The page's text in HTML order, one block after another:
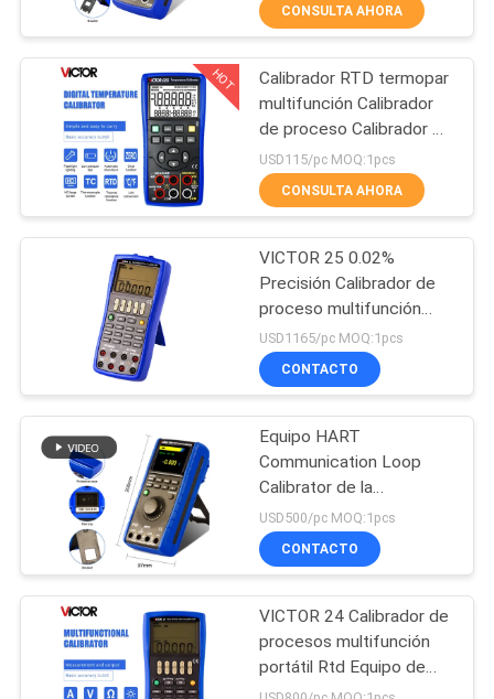
CONTROL
CALIDAD
ÉNTRENOS
EN
CONTACTO
NOTICIAS
CASOS
MAPA
SITIO
PRIVACY
Multímetro de
Digitaces de
alcance auto
17
Multímetro de
Digitaces de
alcance manual
Tipo multímetro del
banco de Digitaces
11
calibrador del transmisor
CONSULTA AHORA
HOT
Calibrador RTD termopar
multifunción Calibrador
de proceso Calibrador de
temperatura Tc y
calibrador RTD
USD115/pc MOQ:1pcs
CONSULTA AHORA
VICTOR 25 0.02%
Precisión Calibrador de
proceso multifunción
Dos canales
independientes
USD1165/pc MOQ:1pcs
CONTACTO
Equipo HART
Communication Loop
Calibrator de la
calibración del termopar
IP65
USD500/pc MOQ:1pcs
CONTACTO
VICTOR 24 Calibrador de
procesos multifunción
portátil Rtd Equipo de
calibración